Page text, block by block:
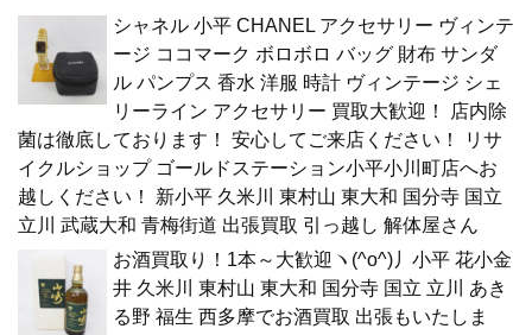
シャネル 小平 CHANEL アクセサリー ヴィンテ
ージ ココマーク ボロボロ バッグ 財布 サンダ
ル パンプス 香水 洋服 時計 ヴィンテージ シェ
リーライン アクセサリー 買取大歓迎！ 店内除
菌は徹底しております！ 安心してご来店ください！ リサ
イクルショップ ゴールドステーション小平小川町店へお
越しください！ 新小平 久米川 東村山 東大和 国分寺 国立
立川 武蔵大和 青梅街道 出張買取 引っ越し 解体屋さん
お酒買取り！1本～大歓迎ヽ(^o^)丿小平 花小金
井 久米川 東村山 東大和 国分寺 国立 立川 あき
る野 福生 西多摩でお酒買取 出張もいたしま